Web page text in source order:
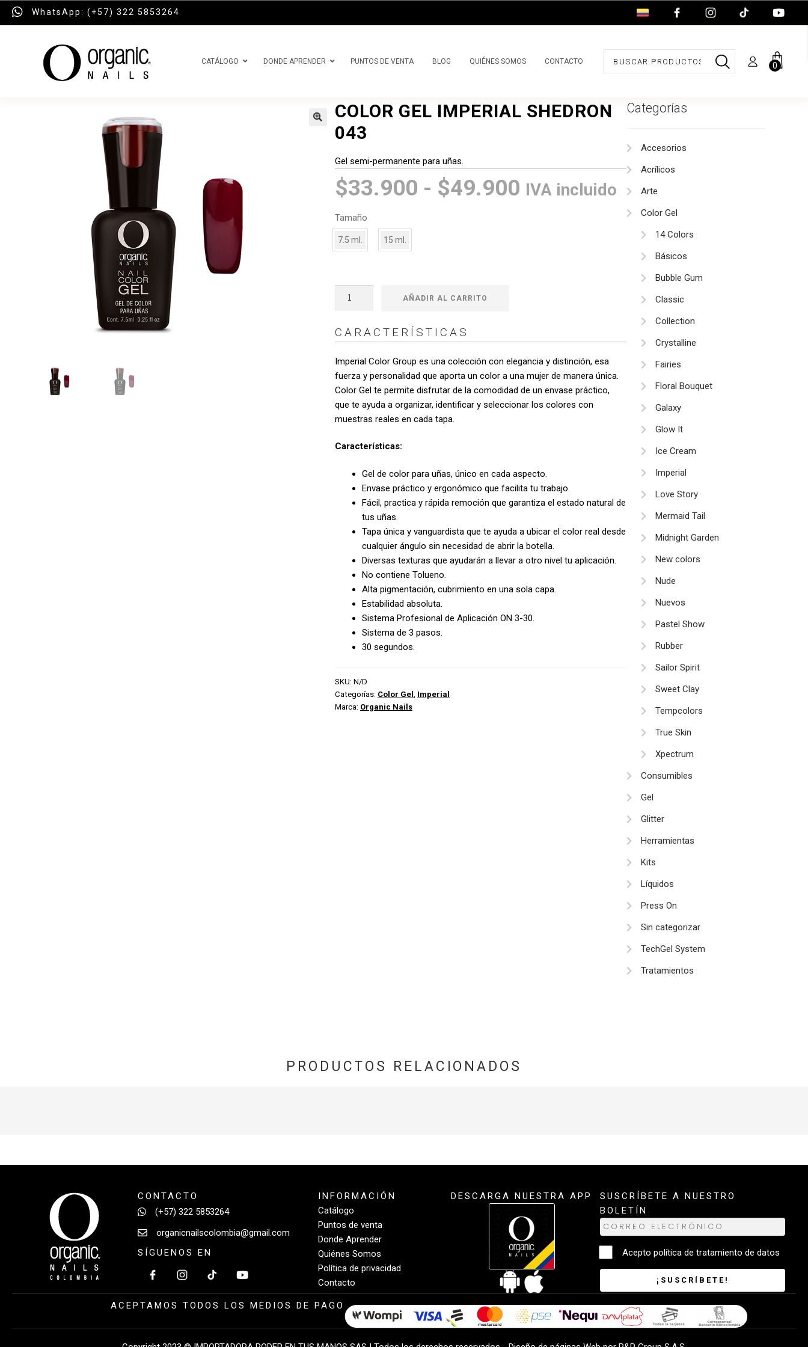
WhatsApp: (+57) 322 5853264
CATÁLOGO DONDE APRENDER PUNTOS DE VENTA BLOG QUIÉNES SOMOS CONTACTO 0
COLOR GEL IMPERIAL SHEDRON
043
Gel semi-permanente para uñas.
$33.900 - $49.900Rango
$49.900
IVA incluido
Tamaño
7.5 ml. 15 ml.
Color
Shedron
cantidad
AÑADIR AL CARRITO
CARACTERÍSTICAS
Imperial Color Group es una colección con elegancia y distinción, esa
fuerza y personalidad que aporta un color a una mujer de manera única.
Color Gel te permite disfrutar de la comodidad de un envase práctico,
que te ayuda a organizar, identificar y seleccionar los colores con
muestras reales en cada tapa.
Características:
Gel de color para uñas, único en cada aspecto.
Envase práctico y ergonómico que facilita tu trabajo.
Fácil, practica y rápida remoción que garantiza el estado natural de
tus uñas.
Tapa única y vanguardista que te ayuda a ubicar el color real desde
cualquier ángulo sin necesidad de abrir la botella.
Diversas texturas que ayudarán a llevar a otro nivel tu aplicación.
No contiene Tolueno.
Alta pigmentación, cubrimiento en una sola capa.
Estabilidad absoluta.
Sistema Profesional de Aplicación ON 3-30.
Sistema de 3 pasos.
30 segundos.
SKU: N/D
Categorías: Color Gel , Imperial
Marca: Organic Nails
Categorías
Accesorios
Acrílicos
Arte
Color Gel
14 Colors
Básicos
Bubble Gum
Classic
Collection
Crystalline
Fairies
Floral Bouquet
Galaxy
Glow It
Ice Cream
Imperial
Love Story
Mermaid Tail
Midnight Garden
New colors
Nude
Nuevos
Pastel Show
Rubber
Sailor Spirit
Sweet Clay
Tempcolors
True Skin
Xpectrum
Consumibles
Gel
Glitter
Herramientas
Kits
Líquidos
Press On
Sin categorizar
TechGel System
Tratamientos
PRODUCTOS RELACIONADOS
CONTACTO
(+57) 322 5853264
organicnailscolombia@gmail.com
SÍGUENOS EN
INFORMACIÓN
Catálogo
Puntos de venta
Donde Aprender
Quiénes Somos
Política de privacidad
Contacto
DESCARGA NUESTRA APP
SUSCRÍBETE A NUESTRO
BOLETÍN
Acepto política de tratamiento de datos
¡SUSCRÍBETE!
ACEPTAMOS TODOS LOS MEDIOS DE PAGO
desde
$49.900